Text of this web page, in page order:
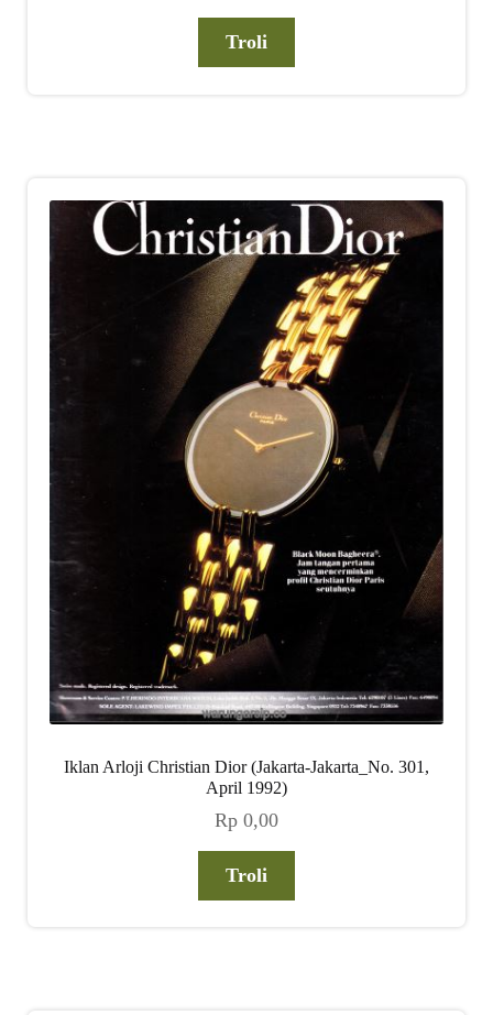
Troli
Iklan Arloji Christian Dior (Jakarta-Jakarta_No. 301,
April 1992)
Rp 0,00
Troli